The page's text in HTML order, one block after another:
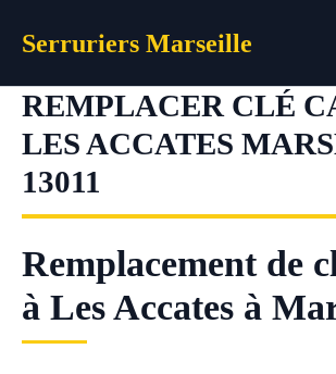
Serruriers Marseille
REMPLACER CLÉ
LES ACCATES
13011
Remplacement de
à Les Accates à